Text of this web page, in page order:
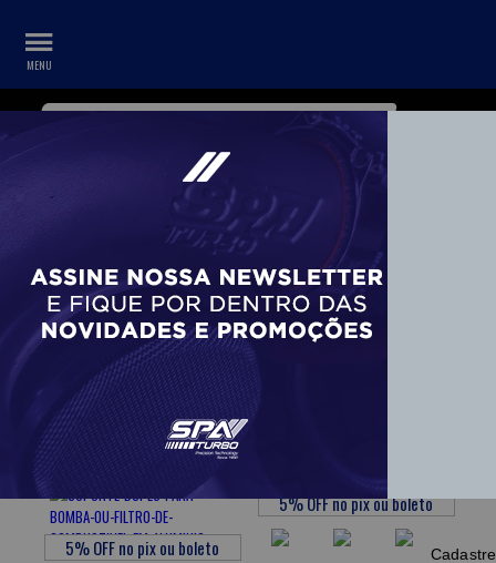
+55 11 99687-3840
SUPORTES (2)
Veja Também:
Ordenar por: